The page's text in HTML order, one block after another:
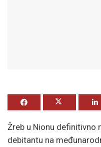
Žreb u Nionu definitivno
debitantu na